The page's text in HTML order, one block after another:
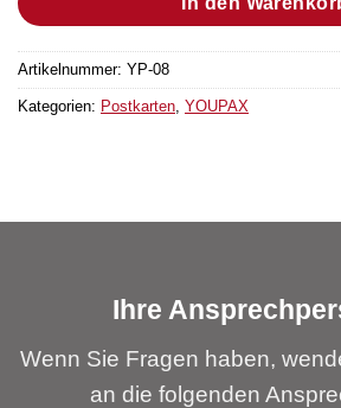
Artikelnummer: YP-08
Kategorien: Postkarten YOUPAX
Ihre
Wenn Sie Fragen haben,
an die folgenden